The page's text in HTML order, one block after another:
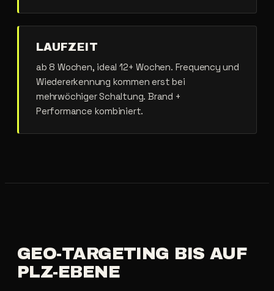
LAUFZEIT
ab 8 Wochen, ideal 12+ Wochen. Frequency und
Wiedererkennung kommen erst bei
mehrwöchiger Schaltung. Brand +
Performance kombiniert.
GEO-TARGETING BIS AUF
PLZ-EBENE